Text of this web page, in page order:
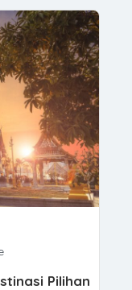
Pilihan